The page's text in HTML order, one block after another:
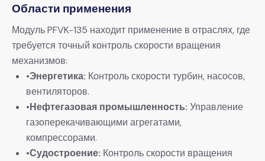
Области применения
Модуль PFVK-135 находит применение в отраслях, где
требуется точный контроль скорости вращения
механизмов:
•Энергетика: ​ Контроль скорости турбин, насосов,
вентиляторов.
•Нефтегазовая промышленность: ​ Управление
газоперекачивающими агрегатами,
компрессорами.
•Судостроение: ​ Контроль скорости вращения